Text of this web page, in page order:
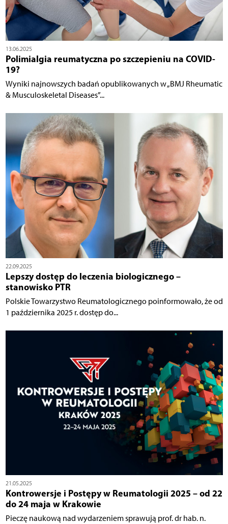
13.06.2025
Polimialgia reumatyczna po szczepieniu na COVID-
19?
Wyniki najnowszych badań opublikowanych w „BMJ Rheumatic
& Musculoskeletal Diseases”...
22.09.2025
Lepszy dostęp do leczenia biologicznego –
stanowisko PTR
Polskie Towarzystwo Reumatologicznego poinformowało, że od
1 października 2025 r. dostęp do...
21.05.2025
Kontrowersje i Postępy w Reumatologii 2025 – od 22
do 24 maja w Krakowie
Pieczę naukową nad wydarzeniem sprawują prof. dr hab. n.